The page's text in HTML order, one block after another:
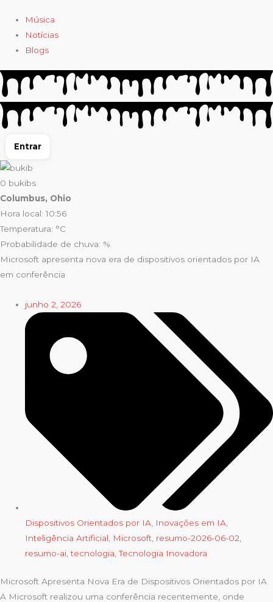
Música
Notícias
Blogs
Entrar
0 bukibs
Columbus, Ohio
Hora local: 10:56
Temperatura: °C
Probabilidade de chuva: %
Microsoft apresenta nova era de dispositivos orientados por IA
em conferência
junho 2, 2026
Dispositivos Orientados por IA, Inovações em IA,
Inteligência Artificial, Microsoft, resumo-2026-06-02,
resumo-ai,tecnologia,Tecnologia Inovadora
Microsoft Apresenta Nova Era de Dispositivos Orientados por IA
A Microsoft realizou uma conferência recentemente, onde